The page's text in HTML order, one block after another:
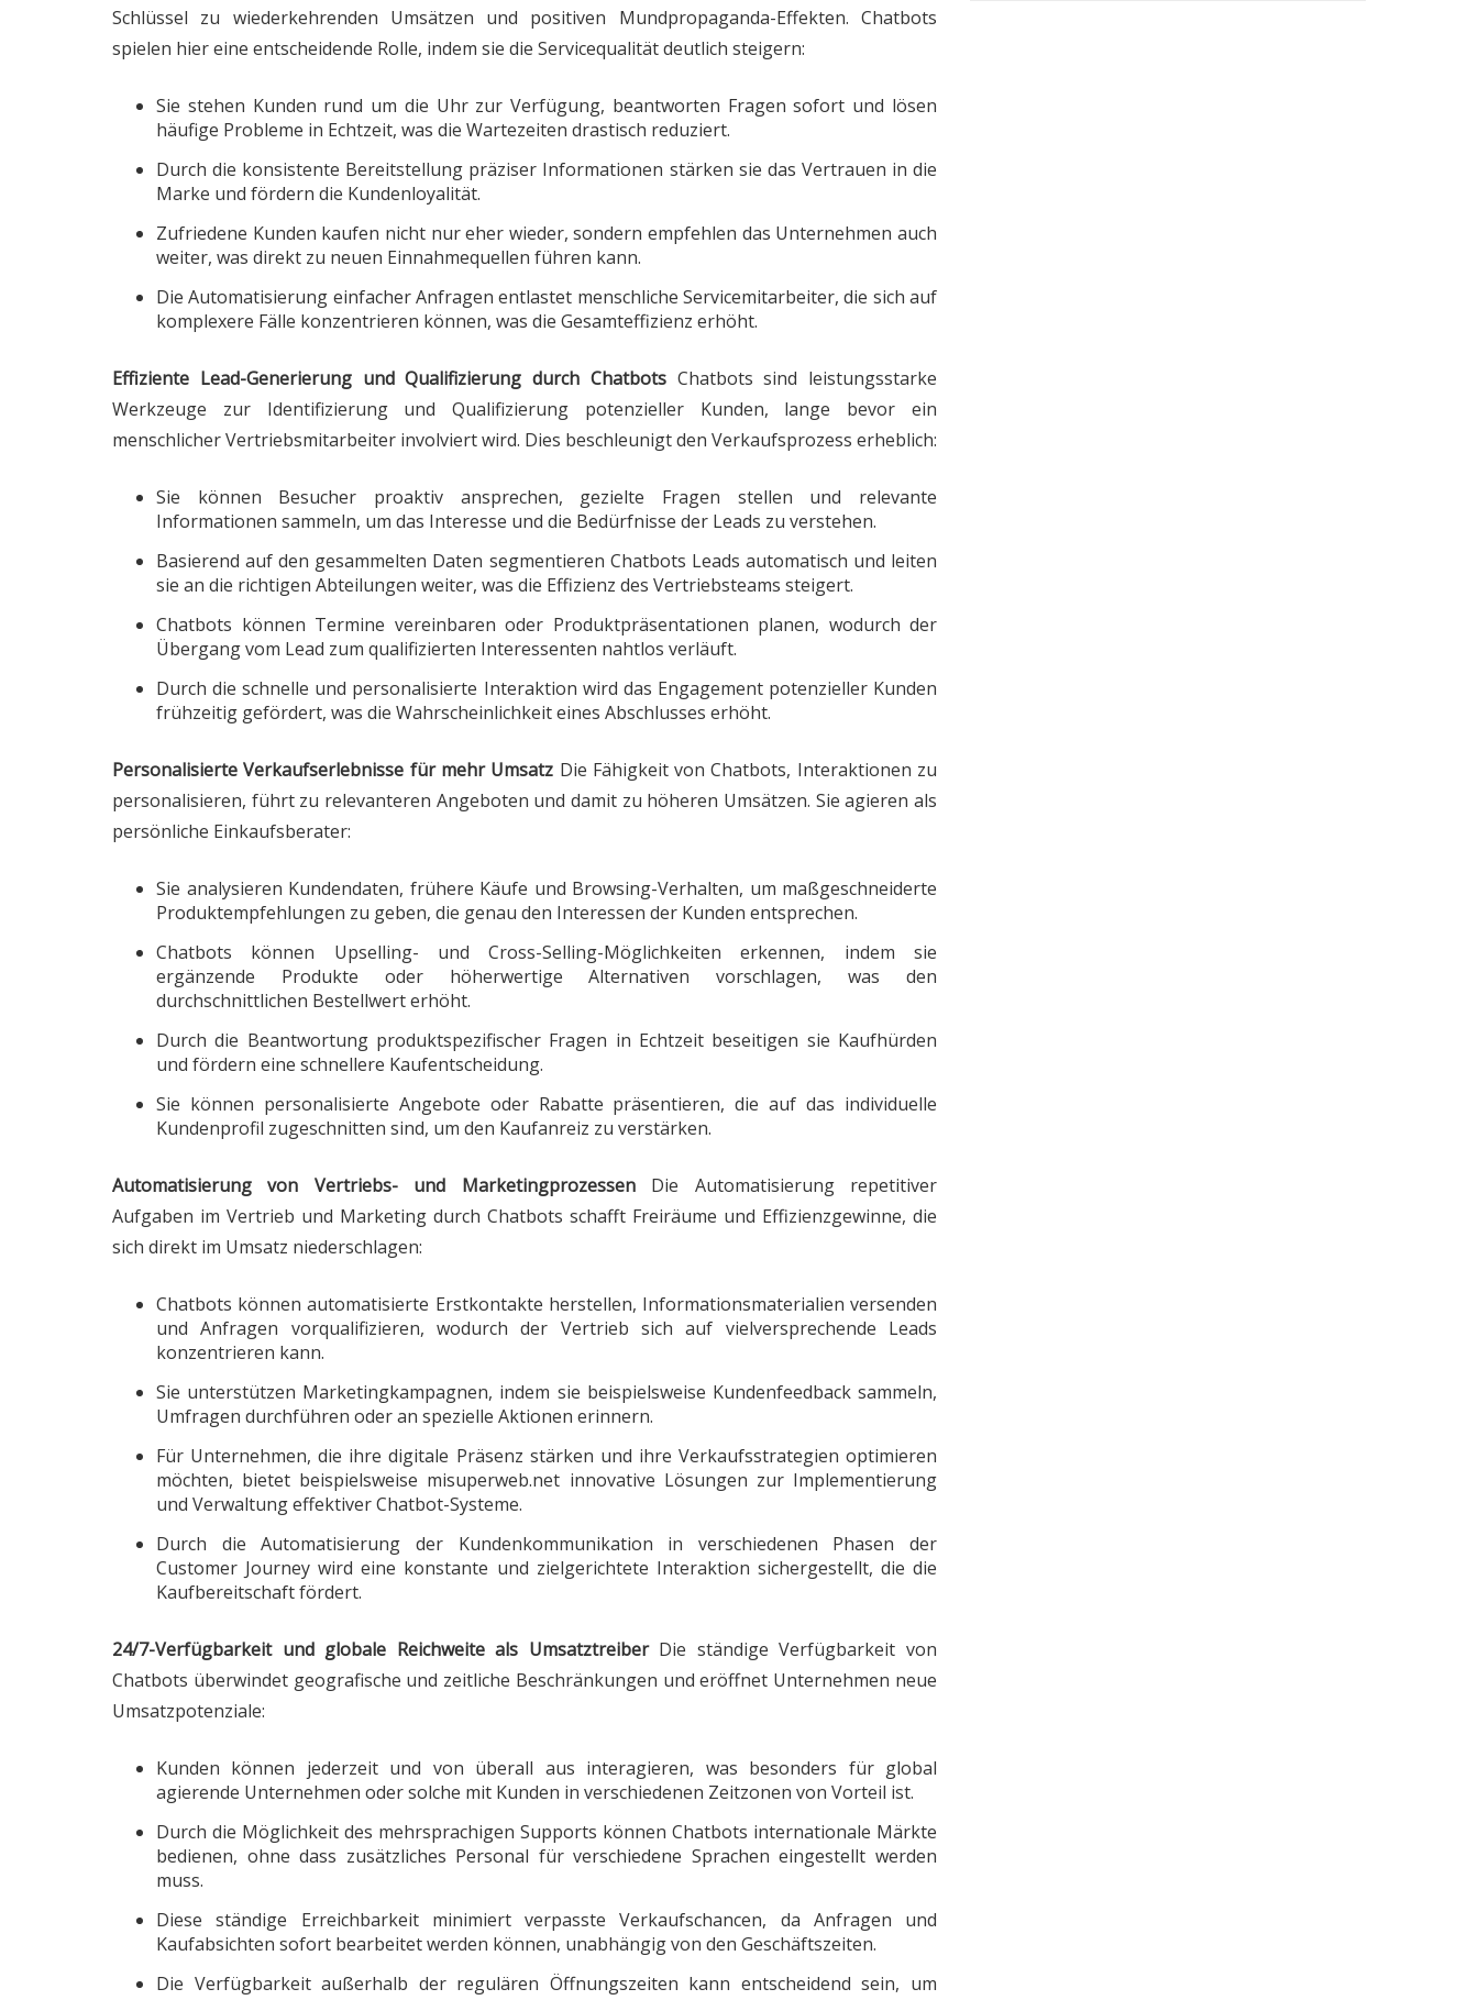
Schlüssel zu wiederkehrenden Umsätzen und positiven Mundpropaganda-Effekten. Chatbots
spielen hier eine entscheidende Rolle, indem sie die Servicequalität deutlich steigern:
Sie stehen Kunden rund um die Uhr zur Verfügung, beantworten Fragen sofort und lösen
häufige Probleme in Echtzeit, was die Wartezeiten drastisch reduziert.
Durch die konsistente Bereitstellung präziser Informationen stärken sie das Vertrauen in die
Marke und fördern die Kundenloyalität.
Zufriedene Kunden kaufen nicht nur eher wieder, sondern empfehlen das Unternehmen auch
weiter, was direkt zu neuen Einnahmequellen führen kann.
Die Automatisierung einfacher Anfragen entlastet menschliche Servicemitarbeiter, die sich auf
komplexere Fälle konzentrieren können, was die Gesamteffizienz erhöht.
Effiziente Lead-Generierung und Qualifizierung durch ChatbotsChatbots sind leistungsstarke
Werkzeuge zur Identifizierung und Qualifizierung potenzieller Kunden, lange bevor ein
menschlicher Vertriebsmitarbeiter involviert wird. Dies beschleunigt den Verkaufsprozess erheblich:
Sie können Besucher proaktiv ansprechen, gezielte Fragen stellen und relevante
Informationen sammeln, um das Interesse und die Bedürfnisse der Leads zu verstehen.
Basierend auf den gesammelten Daten segmentieren Chatbots Leads automatisch und leiten
sie an die richtigen Abteilungen weiter, was die Effizienz des Vertriebsteams steigert.
Chatbots können Termine vereinbaren oder Produktpräsentationen planen, wodurch der
Übergang vom Lead zum qualifizierten Interessenten nahtlos verläuft.
Durch die schnelle und personalisierte Interaktion wird das Engagement potenzieller Kunden
frühzeitig gefördert, was die Wahrscheinlichkeit eines Abschlusses erhöht.
Personalisierte Verkaufserlebnisse für mehr Umsatz Die Fähigkeit von Chatbots, Interaktionen zu
personalisieren, führt zu relevanteren Angeboten und damit zu höheren Umsätzen. Sie agieren als
persönliche Einkaufsberater:
Sie analysieren Kundendaten, frühere Käufe und Browsing-Verhalten, um maßgeschneiderte
Produktempfehlungen zu geben, die genau den Interessen der Kunden entsprechen.
Chatbots können Upselling- und Cross-Selling-Möglichkeiten erkennen, indem sie
ergänzende Produkte oder höherwertige Alternativen vorschlagen, was den
durchschnittlichen Bestellwert erhöht.
Durch die Beantwortung produktspezifischer Fragen in Echtzeit beseitigen sie Kaufhürden
und fördern eine schnellere Kaufentscheidung.
Sie können personalisierte Angebote oder Rabatte präsentieren, die auf das individuelle
Kundenprofil zugeschnitten sind, um den Kaufanreiz zu verstärken.
Automatisierung von Vertriebs- und MarketingprozessenDie Automatisierung repetitiver
Aufgaben im Vertrieb und Marketing durch Chatbots schafft Freiräume und Effizienzgewinne, die
sich direkt im Umsatz niederschlagen:
Chatbots können automatisierte Erstkontakte herstellen, Informationsmaterialien versenden
und Anfragen vorqualifizieren, wodurch der Vertrieb sich auf vielversprechende Leads
konzentrieren kann.
Sie unterstützen Marketingkampagnen, indem sie beispielsweise Kundenfeedback sammeln,
Umfragen durchführen oder an spezielle Aktionen erinnern.
Für Unternehmen, die ihre digitale Präsenz stärken und ihre Verkaufsstrategien optimieren
möchten, bietet beispielsweise misuperweb.net innovative Lösungen zur Implementierung
und Verwaltung effektiver Chatbot-Systeme.
Durch die Automatisierung der Kundenkommunikation in verschiedenen Phasen der
Customer Journey wird eine konstante und zielgerichtete Interaktion sichergestellt, die die
Kaufbereitschaft fördert.
24/7-Verfügbarkeit und globale Reichweite als UmsatztreiberDie ständige Verfügbarkeit von
Chatbots überwindet geografische und zeitliche Beschränkungen und eröffnet Unternehmen neue
Umsatzpotenziale:
Kunden können jederzeit und von überall aus interagieren, was besonders für global
agierende Unternehmen oder solche mit Kunden in verschiedenen Zeitzonen von Vorteil ist.
Durch die Möglichkeit des mehrsprachigen Supports können Chatbots internationale Märkte
bedienen, ohne dass zusätzliches Personal für verschiedene Sprachen eingestellt werden
muss.
Diese ständige Erreichbarkeit minimiert verpasste Verkaufschancen, da Anfragen und
Kaufabsichten sofort bearbeitet werden können, unabhängig von den Geschäftszeiten.
Die Verfügbarkeit außerhalb der regulären Öffnungszeiten kann entscheidend sein, um